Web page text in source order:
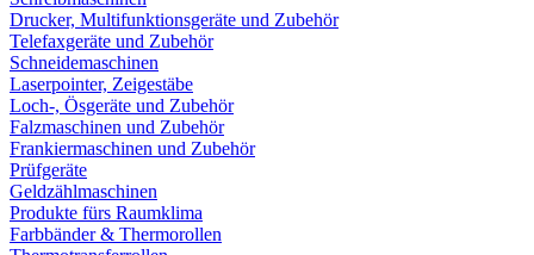
Drucker, Multifunktionsgeräte und Zubehör
Telefaxgeräte und Zubehör
Schneidemaschinen
Laserpointer, Zeigestäbe
Loch-, Ösgeräte und Zubehör
Falzmaschinen und Zubehör
Frankiermaschinen und Zubehör
Prüfgeräte
Geldzählmaschinen
Produkte fürs Raumklima
Farbbänder & Thermorollen